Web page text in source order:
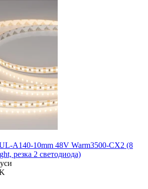
A140-10mm 48V Warm3500-CX2 (8
резка 2 светодиода)